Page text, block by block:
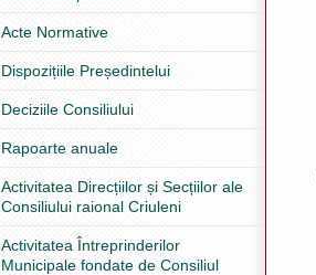
Acte Normative
Dispozițiile Președintelui
Deciziile Consiliului
Rapoarte anuale
Activitatea Direcțiilor și Secțiilor ale
Consiliului raional Criuleni
Activitatea Întreprinderilor
Municipale fondate de Consiliul